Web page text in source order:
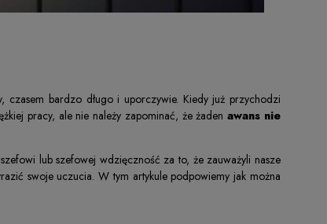
bardzo długo i uporczywie. Kiedy już przychodzi
pracy, ale nie należy zapominać, że żadenawans nie
lub szefowej wdzięczność za to, że zauważyli nasze
swoje uczucia. W tym artykule podpowiemy jak można